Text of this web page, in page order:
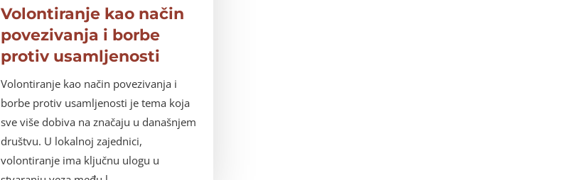
Volontiranje kao način
povezivanja i borbe
protiv usamljenosti
Volontiranje kao način povezivanja i
borbe protiv usamljenosti je tema koja
sve više dobiva na značaju u današnjem
društvu. U lokalnoj zajednici,
volontiranje ima ključnu ulogu u